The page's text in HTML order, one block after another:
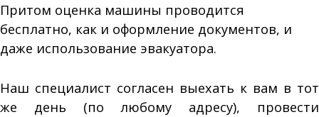
Притом оценка машины проводится
бесплатно, как и оформление документов, и
даже использование эвакуатора.
Наш специалист согласен выехать к вам в тот
же день (по любому адресу), провести